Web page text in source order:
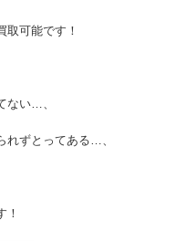
取可能です！
ない…、
れずとってある…、
！